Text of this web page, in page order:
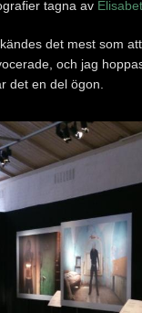
tagna av
det mest som
och jag
det en del ögon.